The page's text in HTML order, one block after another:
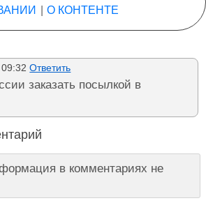
О КОНТЕНТЕ
Ответить
заказать посылкой в
в комментариях не